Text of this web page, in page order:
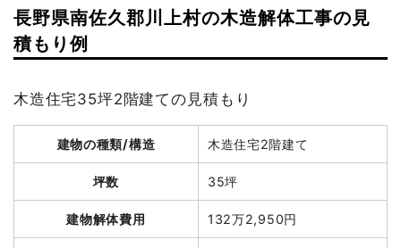
長野県南佐久郡川上村の木造解体工事の見
積もり例
木造住宅35坪2階建ての見積もり
建物の種類/構造 木造住宅2階建て
坪数 35坪
建物解体費用 132万2,950円